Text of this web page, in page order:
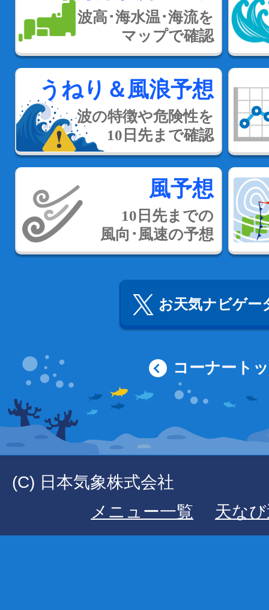
波高･海水温･海流を
マップで確認
うねり＆風浪予想
波の特徴や危険性を
10日先まで確認
風予想
10日先までの
風向･風速の予想
お天気ナビゲー
コーナート
(C) 日本気象株式会社
メニュー一覧
天な